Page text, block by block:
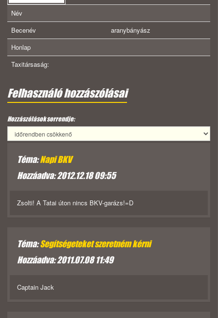
Név
Becenév
aranybányász
Honlap
Taxitársaság:
Felhasználó hozzászólásai
Hozzászólások sorrendje:
Téma:Napi BKV
Hozzáadva: 2012.12.18 09:55
Zsolti! A Tatai úton nincs BKV-garázs!=D
Téma:Segítségeteket szeretném kérni
Hozzáadva: 2011.07.08 11:49
Captain Jack